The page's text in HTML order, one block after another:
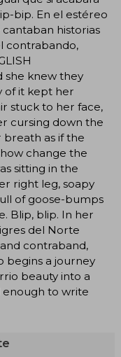
bip. En el estéreo
historias
contrabando,
she knew they
of it kept her
stuck to her face,
cursing down the
breath as if the
change the
sitting in the
right leg, soapy
of goose-bumps
Blip, blip. In her
del Norte
contraband,
begins a journey
beauty into a
to write